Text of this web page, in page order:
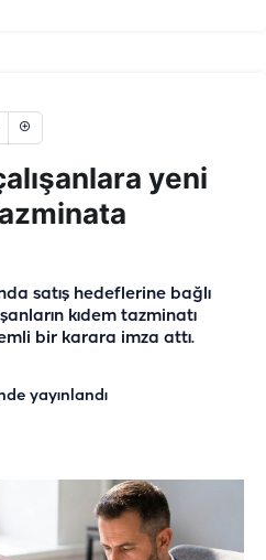
yeni
satış hedeflerine bağlı
kıdem tazminatı
bir karara imza attı.
yayınlandı